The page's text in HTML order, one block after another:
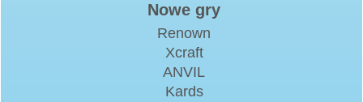
Nowe gry
Renown
Xcraft
ANVIL
Kards